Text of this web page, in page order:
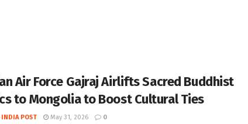
Air Force Gajraj Airlifts Sacred Buddhist
to Mongolia to Boost Cultural Ties
INDIA POST May 31, 2026 0